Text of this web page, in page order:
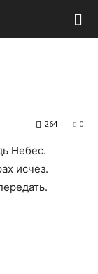
0
264
Небес.
исчез.